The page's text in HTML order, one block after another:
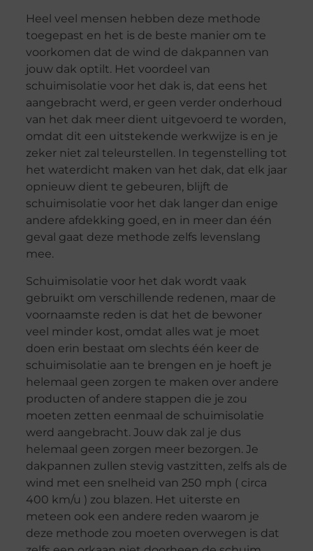
Heel veel mensen hebben deze methode
toegepast en het is de beste manier om te
voorkomen dat de wind de dakpannen van
jouw dak optilt. Het voordeel van
schuimisolatie voor het dak is, dat eens het
aangebracht werd, er geen verder onderhoud
van het dak meer dient uitgevoerd te worden,
omdat dit een uitstekende werkwijze is en je
zeker niet zal teleurstellen. In tegenstelling tot
het waterdicht maken van het dak, dat elk jaar
opnieuw dient te gebeuren, blijft de
schuimisolatie voor het dak langer dan enige
andere afdekking goed, en in meer dan één
geval gaat deze methode zelfs levenslang
mee.
Schuimisolatie voor het dak wordt vaak
gebruikt om verschillende redenen, maar de
voornaamste reden is dat het de bewoner
veel minder kost, omdat alles wat je moet
doen erin bestaat om slechts één keer de
schuimisolatie aan te brengen en je hoeft je
helemaal geen zorgen te maken over andere
producten of andere stappen die je zou
moeten zetten eenmaal de schuimisolatie
werd aangebracht. Jouw dak zal je dus
helemaal geen zorgen meer bezorgen. Je
dakpannen zullen stevig vastzitten, zelfs als de
wind met een snelheid van 250 mph ( circa
400 km/u ) zou blazen. Het uiterste en
meteen ook een andere reden waarom je
deze methode zou moeten overwegen is dat